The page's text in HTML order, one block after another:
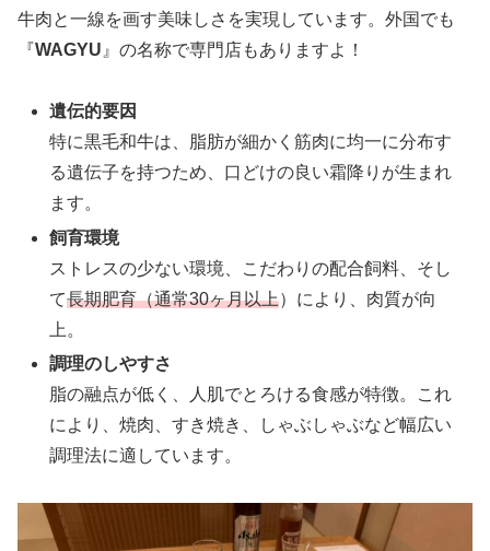
牛肉と一線を画す美味しさを実現しています。外国でも
『WAGYU 』の名称で専門店もありますよ！
遺伝的要因
特に黒毛和牛は、脂肪が細かく筋肉に均一に分布す
る遺伝子を持つため、口どけの良い霜降りが生まれ
ます。
飼育環境
ストレスの少ない環境、こだわりの配合飼料、そし
て長期肥育（通常30ヶ月以上）により、肉質が向
上。
調理のしやすさ
脂の融点が低く、人肌でとろける食感が特徴。これ
により、焼肉、すき焼き、しゃぶしゃぶなど幅広い
調理法に適しています。